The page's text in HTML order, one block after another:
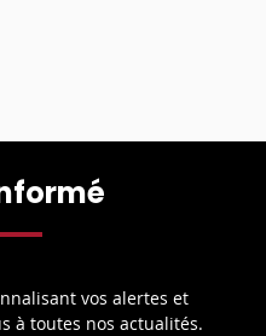
vos alertes et
à toutes nos actualités.